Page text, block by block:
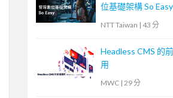
位基礎架構 So
NTT Taiwan | 43 分
Headless CMS 的
用
MWC | 29 分